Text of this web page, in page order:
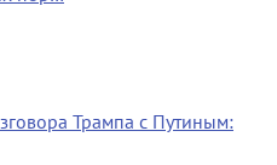
Трампа с Путиным: